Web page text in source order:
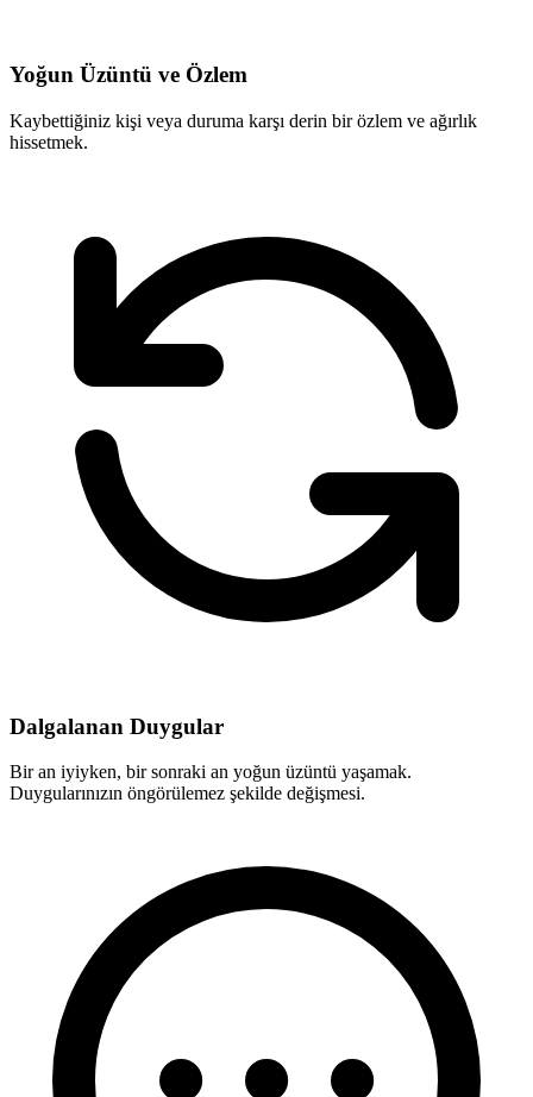
Yoğun Üzüntü ve Özlem
Kaybettiğiniz kişi veya duruma karşı derin bir özlem ve ağırlık
hissetmek.
Dalgalanan Duygular
Bir an iyiyken, bir sonraki an yoğun üzüntü yaşamak.
Duygularınızın öngörülemez şekilde değişmesi.